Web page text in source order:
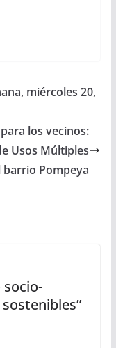
miércoles 20,
los vecinos:
Usos Múltiples
barrio Pompeya
socio-